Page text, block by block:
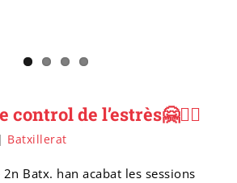
control de l’estrès🤗🙇‍♀️
| Batxillerat
Batx. han acabat les sessions